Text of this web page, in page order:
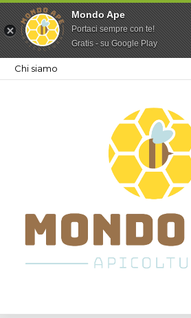
Mondo Ape
Portaci sempre con te!
Gratis - su Google Play
Chi siamo